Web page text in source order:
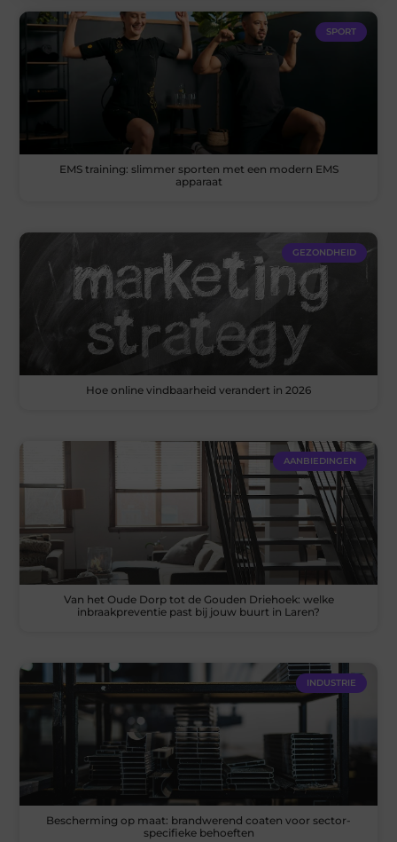
SPORT
EMS training: slimmer sporten met een modern EMS
apparaat
GEZONDHEID
Hoe online vindbaarheid verandert in 2026
AANBIEDINGEN
Van het Oude Dorp tot de Gouden Driehoek: welke
inbraakpreventie past bij jouw buurt in Laren?
INDUSTRIE
Bescherming op maat: brandwerend coaten voor sector-
specifieke behoeften